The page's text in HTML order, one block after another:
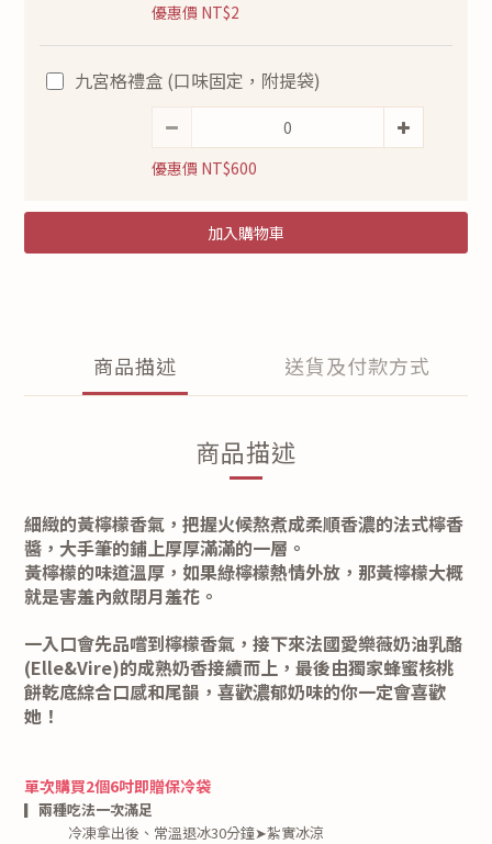
優惠價 NT$2
九宮格禮盒 (口味固定，附提袋)
優惠價 NT$600
加入購物車
商品描述 送貨及付款方式
商品描述
細緻的黃檸檬香氣，把握火候熬煮成柔順香濃的法式檸香
醬，大手筆的鋪上厚厚滿滿的一層。
黃檸檬的味道溫厚，如果綠檸檬熱情外放，那黃檸檬大概
就是害羞內斂閉月羞花。
一入口會先品嚐到檸檬香氣，接下來法國愛樂薇奶油乳酪
(Elle&Vire)的成熟奶香接續而上，最後由獨家蜂蜜核桃
餅乾底綜合口感和尾韻，喜歡濃郁奶味的你一定會喜歡
她！
單次購買2個6吋即贈保冷袋
▎ 兩種吃法一次滿足
冷凍拿出後、常溫退冰30分鐘➤紮實冰涼